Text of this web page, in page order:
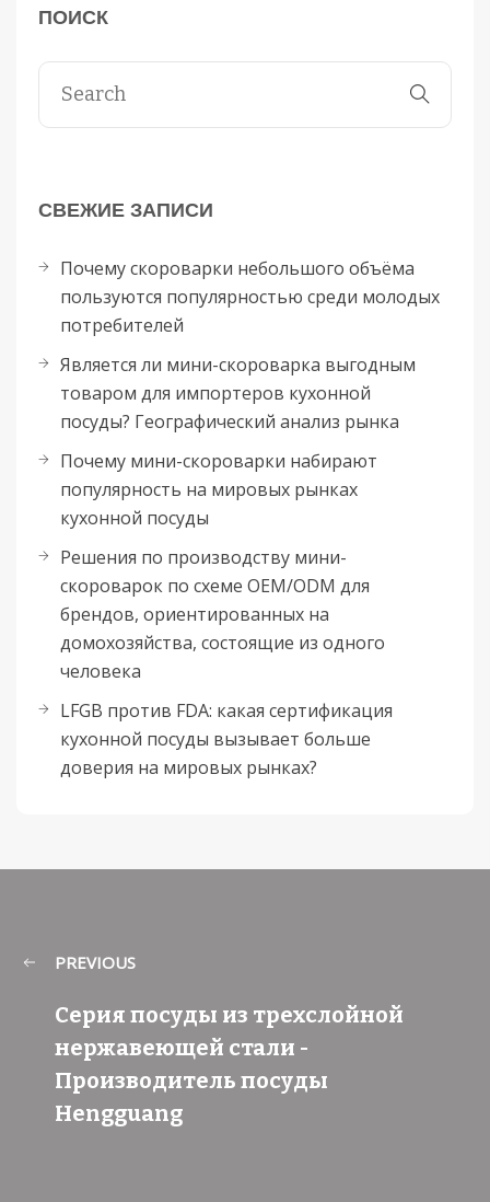
ПОИСК
СВЕЖИЕ ЗАПИСИ
Почему скороварки небольшого объёма
пользуются популярностью среди молодых
потребителей
Является ли мини-скороварка выгодным
товаром для импортеров кухонной
посуды? Географический анализ рынка
Почему мини-скороварки набирают
популярность на мировых рынках
кухонной посуды
Решения по производству мини-
скороварок по схеме OEM/ODM для
брендов, ориентированных на
домохозяйства, состоящие из одного
человека
LFGB против FDA: какая сертификация
кухонной посуды вызывает больше
доверия на мировых рынках?
PREVIOUS
Серия посуды из трехслойной
нержавеющей стали -
Производитель посуды
Hengguang